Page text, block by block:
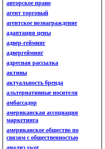
авторское право
агент торговый
агентское вознаграждение
адаптация цены
адвер-гейминг
адвергейминг
адресная рассылка
активы
актуальность бренда
альтернативные носители
амбассадор
американская ассоциация
маркетинга
американское общество по
связям с общественностью
анализ swot